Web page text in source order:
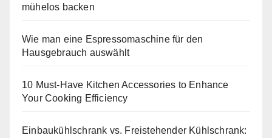
mühelos backen
Wie man eine Espressomaschine für den
Hausgebrauch auswählt
10 Must-Have Kitchen Accessories to Enhance
Your Cooking Efficiency
Einbaukühlschrank vs. Freistehender Kühlschrank: